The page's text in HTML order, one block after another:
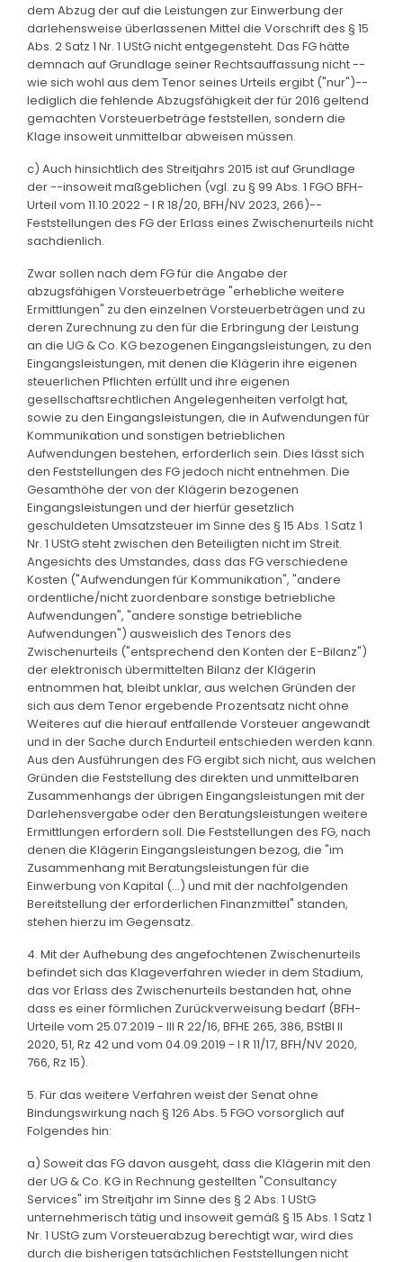
dem Abzug der auf die Leistungen zur Einwerbung der
darlehensweise überlassenen Mittel die Vorschrift des § 15
Abs. 2 Satz 1 Nr. 1 UStG nicht entgegensteht. Das FG hätte
demnach auf Grundlage seiner Rechtsauffassung nicht --
wie sich wohl aus dem Tenor seines Urteils ergibt ("nur")--
lediglich die fehlende Abzugsfähigkeit der für 2016 geltend
gemachten Vorsteuerbeträge feststellen, sondern die
Klage insoweit unmittelbar abweisen müssen.
c) Auch hinsichtlich des Streitjahrs 2015 ist auf Grundlage
der --insoweit maßgeblichen (vgl. zu § 99 Abs. 1 FGO BFH-
Urteil vom 11.10.2022 - I R 18/20, BFH/NV 2023, 266)--
Feststellungen des FG der Erlass eines Zwischenurteils nicht
sachdienlich.
Zwar sollen nach dem FG für die Angabe der
abzugsfähigen Vorsteuerbeträge "erhebliche weitere
Ermittlungen" zu den einzelnen Vorsteuerbeträgen und zu
deren Zurechnung zu den für die Erbringung der Leistung
an die UG & Co. KG bezogenen Eingangsleistungen, zu den
Eingangsleistungen, mit denen die Klägerin ihre eigenen
steuerlichen Pflichten erfüllt und ihre eigenen
gesellschaftsrechtlichen Angelegenheiten verfolgt hat,
sowie zu den Eingangsleistungen, die in Aufwendungen für
Kommunikation und sonstigen betrieblichen
Aufwendungen bestehen, erforderlich sein. Dies lässt sich
den Feststellungen des FG jedoch nicht entnehmen. Die
Gesamthöhe der von der Klägerin bezogenen
Eingangsleistungen und der hierfür gesetzlich
geschuldeten Umsatzsteuer im Sinne des § 15 Abs. 1 Satz 1
Nr. 1 UStG steht zwischen den Beteiligten nicht im Streit.
Angesichts des Umstandes, dass das FG verschiedene
Kosten ("Aufwendungen für Kommunikation", "andere
ordentliche/nicht zuordenbare sonstige betriebliche
Aufwendungen", "andere sonstige betriebliche
Aufwendungen") ausweislich des Tenors des
Zwischenurteils ("entsprechend den Konten der E-Bilanz")
der elektronisch übermittelten Bilanz der Klägerin
entnommen hat, bleibt unklar, aus welchen Gründen der
sich aus dem Tenor ergebende Prozentsatz nicht ohne
Weiteres auf die hierauf entfallende Vorsteuer angewandt
und in der Sache durch Endurteil entschieden werden kann.
Aus den Ausführungen des FG ergibt sich nicht, aus welchen
Gründen die Feststellung des direkten und unmittelbaren
Zusammenhangs der übrigen Eingangsleistungen mit der
Darlehensvergabe oder den Beratungsleistungen weitere
Ermittlungen erfordern soll. Die Feststellungen des FG, nach
denen die Klägerin Eingangsleistungen bezog, die "im
Zusammenhang mit Beratungsleistungen für die
Einwerbung von Kapital (...) und mit der nachfolgenden
Bereitstellung der erforderlichen Finanzmittel" standen,
stehen hierzu im Gegensatz.
4. Mit der Aufhebung des angefochtenen Zwischenurteils
befindet sich das Klageverfahren wieder in dem Stadium,
das vor Erlass des Zwischenurteils bestanden hat, ohne
dass es einer förmlichen Zurückverweisung bedarf (BFH-
Urteile vom 25.07.2019 - III R 22/16, BFHE 265, 386, BStBl II
2020, 51, Rz 42 und vom 04.09.2019 - I R 11/17, BFH/NV 2020,
766, Rz 15).
5. Für das weitere Verfahren weist der Senat ohne
Bindungswirkung nach § 126 Abs. 5 FGO vorsorglich auf
Folgendes hin:
a) Soweit das FG davon ausgeht, dass die Klägerin mit den
der UG & Co. KG in Rechnung gestellten "Consultancy
Services" im Streitjahr im Sinne des § 2 Abs. 1 UStG
unternehmerisch tätig und insoweit gemäß § 15 Abs. 1 Satz 1
Nr. 1 UStG zum Vorsteuerabzug berechtigt war, wird dies
durch die bisherigen tatsächlichen Feststellungen nicht